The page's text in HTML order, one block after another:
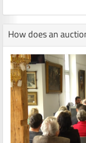
How does an